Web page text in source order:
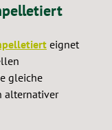
eignet
gleiche
alternativer